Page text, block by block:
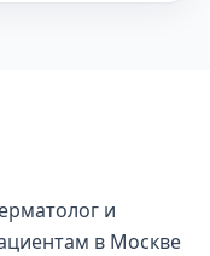
и
в Москве